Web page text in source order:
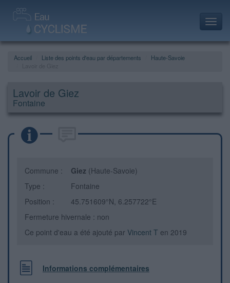
Accueil Liste des points d'eau par départements
Haute-Savoie
Lavoir de Giez
Fontaine
Commune : Giez (Haute-Savoie)
Type :
Fontaine
Position :
45.751609°N, 6.257722°E
Fermeture hivernale : non
Ce point d'eau a été ajouté par Vincent T en 2019
Informations complémentaires